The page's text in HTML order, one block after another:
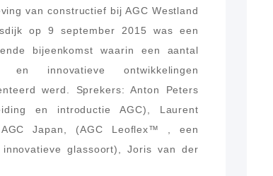
van constructief bij AGC Westland
op 9 september 2015 was een
bijeenkomst waarin een aantal
en innovatieve ontwikkelingen
werd. Sprekers: Anton Peters
en introductie AGC), Laurent
AGC Japan, (AGC Leoflex™ , een
innovatieve glassoort), Joris van der